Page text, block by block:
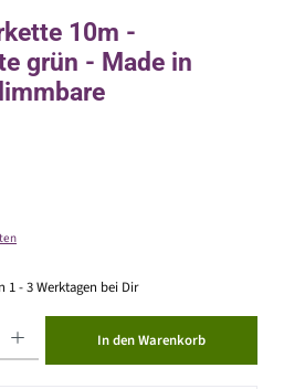
10m -
grün - Made in
1 - 3 Werktagen bei Dir
In den Warenkorb